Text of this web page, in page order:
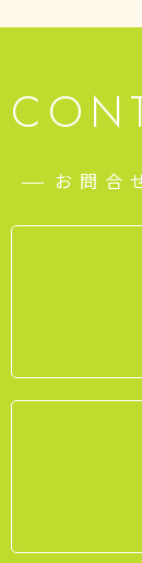
お問合